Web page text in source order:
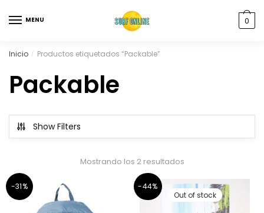
MENU 0
Inicio / Productos etiquetados “Packable”
Packable
Show Filters
Mostrando los 2 resultados
-31%
-44%
Out of stock